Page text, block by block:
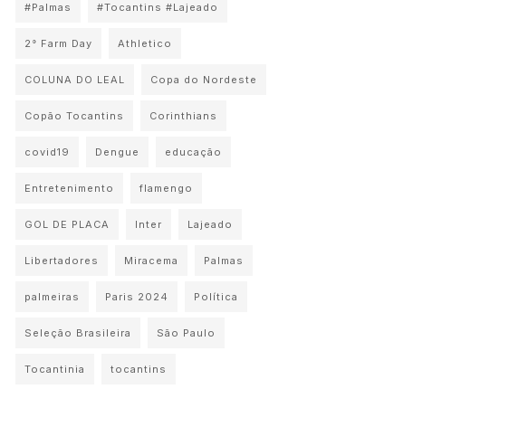
#Palmas #Tocantins #Lajeado
2° Farm Day Athletico
COLUNA DO LEAL Copa do Nordeste
Copão Tocantins Corinthians
covid19 Dengue educação
Entretenimento flamengo
GOL DE PLACA Inter Lajeado
Libertadores Miracema Palmas
palmeiras Paris 2024 Política
Seleção Brasileira São Paulo
Tocantinia tocantins